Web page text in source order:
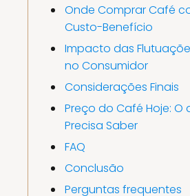
Onde Comprar Café
Custo-Benefício
Impacto das
no Consumidor
Considerações Finais
Preço do Café Hoje: O
Precisa Saber
FAQ
Conclusão
Perguntas frequentes